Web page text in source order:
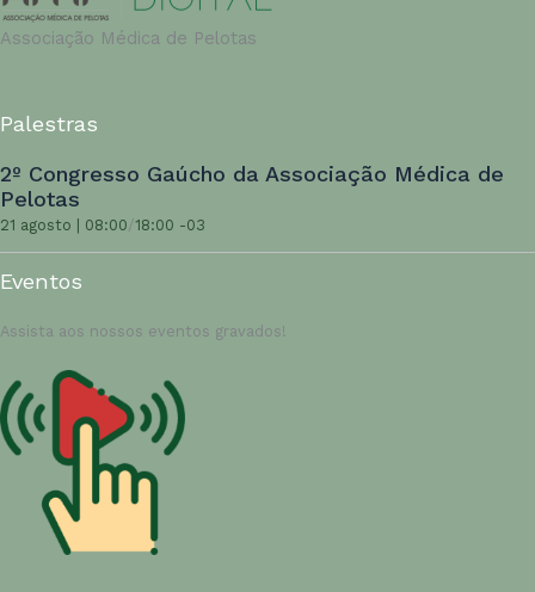
Associação Médica de Pelotas
Palestras
2º Congresso Gaúcho da Associação Médica de
Pelotas
21 agosto | 08:00/18:00 -03
Eventos
Assista aos nossos eventos gravados!